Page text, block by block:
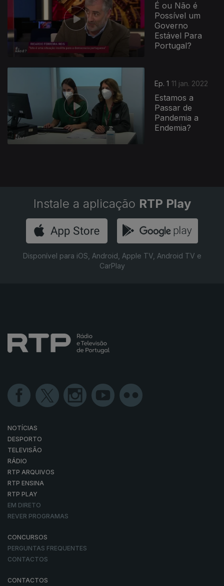
É ou Não é
Possível um
Governo
Estável Para
Portugal?
Ep. 1 11 jan. 2022
Estamos a
Passar de
Pandemia a
Endemia?
Instale a aplicação RTP Play
Disponível para iOS, Android, Apple TV, Android TV e
CarPlay
NOTÍCIAS
DESPORTO
TELEVISÃO
RÁDIO
RTP ARQUIVOS
RTP ENSINA
RTP PLAY
EM DIRETO
REVER PROGRAMAS
CONCURSOS
PERGUNTAS FREQUENTES
CONTACTOS
CONTACTOS